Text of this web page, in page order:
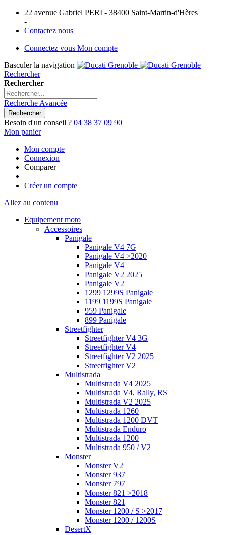
22 avenue Gabriel PERI - 38400 Saint-Martin-d'Hères
-
Contactez nous
Connectez vous Mon compte
Basculer la navigation
Rechercher
Rechercher
Recherche Avancée
Rechercher
Besoin d'un conseil ? 04 38 37 09 90
Mon panier
Mon compte
Connexion
Comparer
Créer un compte
Allez au contenu
Equipement moto
Accessoires
Panigale
Panigale V4 7G
Panigale V4 >2020
Panigale V4
Panigale V2 2025
Panigale V2
1299 1299S Panigale
1199 1199S Panigale
959 Panigale
899 Panigale
Streetfighter
Streetfighter V4 3G
Streetfighter V4
Streetfighter V2 2025
Streetfighter V2
Multistrada
Multistrada V4 2025
Multistrada V4, Rally, RS
Multistrada V2 2025
Multistrada 1260
Multistrada 1200 DVT
Multistrada Enduro
Multistrada 1200
Multistrada 950 / V2
Monster
Monster V2
Monster 937
Monster 797
Monster 821 >2018
Monster 821
Monster 1200 / S >2017
Monster 1200 / 1200S
DesertX